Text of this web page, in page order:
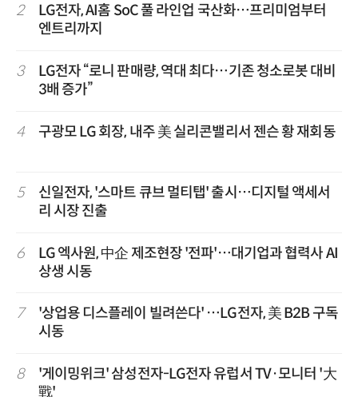
2
LG전자, AI홈 SoC 풀 라인업 국산화…프리미엄부터
엔트리까지
3
LG전자 “로니 판매량, 역대 최다…기존 청소로봇 대비
3배 증가”
4 구광모 LG 회장, 내주 美 실리콘밸리서 젠슨 황 재회동
5
신일전자, '스마트 큐브 멀티탭' 출시…디지털 액세서
리 시장 진출
6
LG 엑사원, 中企 제조현장 '전파'…대기업과 협력사 AI
상생 시동
7
'상업용 디스플레이 빌려쓴다' …LG전자, 美 B2B 구독
시동
8
'게이밍위크' 삼성전자-LG전자 유럽서 TV·모니터 '大
戰'